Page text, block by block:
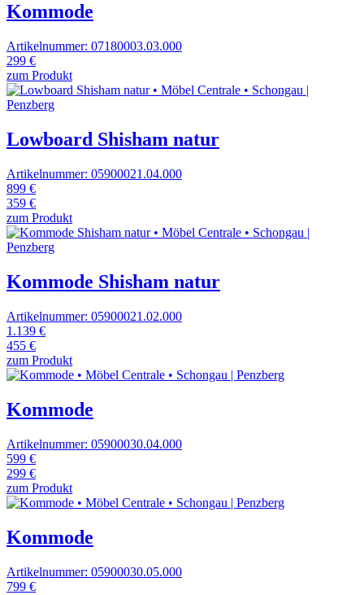
Kommode
Artikelnummer: 07180003.03.000
299 €
zum Produkt
Lowboard Shisham natur
Artikelnummer: 05900021.04.000
899 €
359 €
zum Produkt
Kommode Shisham natur
Artikelnummer: 05900021.02.000
1.139 €
455 €
zum Produkt
Kommode
Artikelnummer: 05900030.04.000
599 €
299 €
zum Produkt
Kommode
Artikelnummer: 05900030.05.000
799 €